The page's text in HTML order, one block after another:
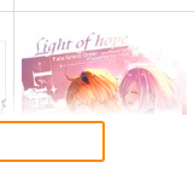
Fate/GOMEMO10
ワダメモ
785円（税込）